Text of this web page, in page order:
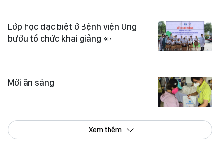
Lớp học đặc biệt ở Bệnh viện Ung
bướu tổ chức khai giảng
Mời ăn sáng
Xem thêm